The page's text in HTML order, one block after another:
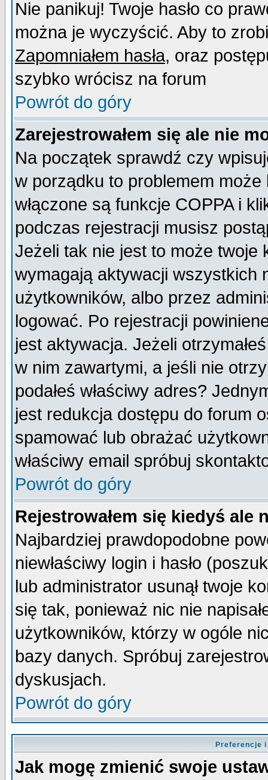
Nie panikuj! Twoje hasło co
można je wyczyścić. Aby to
Zapomniałem hasła, oraz
szybko wrócisz na forum
Powrót do góry
Zarejestrowałem się ale nie
Na początek sprawdź czy
w porządku to problemem
włączone są funkcje COPPA i
podczas rejestracji musisz
Jeżeli tak nie jest to może twoje
wymagają aktywacji wszystkich
użytkowników, albo przez
logować. Po rejestracji
jest aktywacja. Jeżeli
w nim zawartymi, a jeśli nie
podałeś właściwy adres?
jest redukcja dostępu do forum
spamować lub obrażać
właściwy email spróbuj
Powrót do góry
Rejestrowałem się kiedyś ale
Najbardziej prawdopodobne
niewłaściwy login i hasło
lub administrator usunął twoje
się tak, ponieważ nic nie
użytkowników, którzy w ogóle
bazy danych. Spróbuj
dyskusjach.
Powrót do góry
Preferencje
Jak mogę zmienić swoje